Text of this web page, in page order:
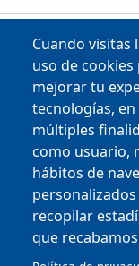
Cuando visitas
uso de
mejorar tu
tecnologías,
múltiples
como usuario,
hábitos de
recopilar
que
Copyright © 2025
MENU FOOTER
PERFIL DEL
OFICINA VIRTUAL
COMPLIANCE Y